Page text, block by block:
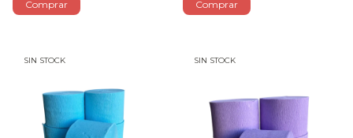
SIN STOCK SIN STOCK